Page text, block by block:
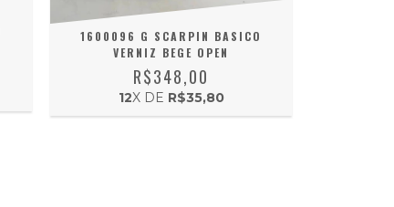
1600096 G SCARPIN BASICO
VERNIZ BEGE OPEN
R$348,00
12X DE R$35,80